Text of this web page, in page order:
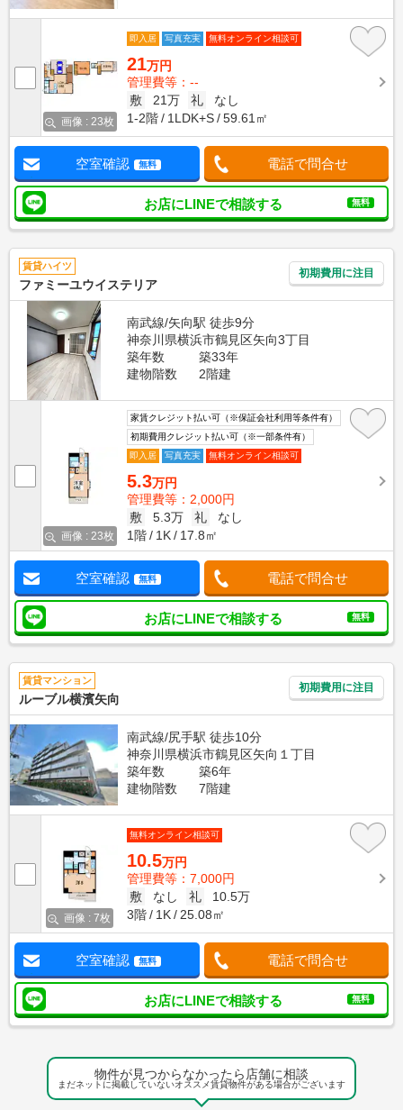
画像 : 23枚
即入居 写真充実 無料オンライン相談可
21万円
管理費等：--
敷
21万 礼
なし
1-2階
1LDK+S 59.61㎡
空室確認 無料 電話で問合せ
お店にLINEで相談する 無料
賃貸ハイツ
ファミーユウイステリア
初期費用に注目
南武線/矢向駅 徒歩9分
神奈川県横浜市鶴見区矢向3丁目
築年数
築33年
建物階数
2階建
画像 : 23枚
家賃クレジット払い可（※保証会社利用等条件有）
初期費用クレジット払い可（※一部条件有）
即入居
写真充実 無料オンライン相談可
5.3万円
管理費等：2,000円
敷
5.3万 礼
なし
1階
1K 17.8㎡
空室確認 無料 電話で問合せ
お店にLINEで相談する 無料
賃貸マンション
ルーブル横濱矢向
初期費用に注目
南武線/尻手駅 徒歩10分
神奈川県横浜市鶴見区矢向１丁目
築年数
築6年
建物階数
7階建
画像 : 7枚
無料オンライン相談可
10.5万円
管理費等：7,000円
敷
なし 礼
10.5万
3階
1K 25.08㎡
空室確認 無料 電話で問合せ
お店にLINEで相談する 無料
物件が見つからなかったら店舗に相談
まだネットに掲載していないオススメ賃貸物件がある場合がございます